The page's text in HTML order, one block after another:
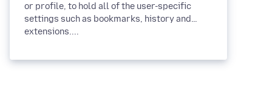
or profile, to hold all of the user-specific
settings such as bookmarks, history and
extensions....